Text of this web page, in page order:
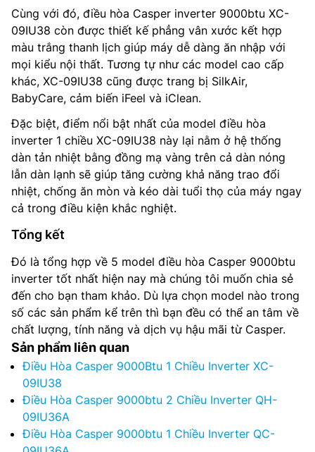
Cùng với đó, điều hòa Casper inverter 9000btu XC-
09IU38 còn được thiết kế phẳng vân xước kết hợp
màu trắng thanh lịch giúp máy dễ dàng ăn nhập với
mọi kiểu nội thất. Tương tự như các model cao cấp
khác, XC-09IU38 cũng được trang bị SilkAir,
BabyCare, cảm biến iFeel và iClean.
Đặc biệt, điểm nổi bật nhất của model điều hòa
inverter 1 chiều XC-09IU38 này lại nằm ở hệ thống
dàn tản nhiệt bằng đồng mạ vàng trên cả dàn nóng
lẫn dàn lạnh sẽ giúp tăng cường khả năng trao đổi
nhiệt, chống ăn mòn và kéo dài tuổi thọ của máy ngay
cả trong điều kiện khắc nghiệt.
Tổng kết
Đó là tổng hợp về 5 model điều hòa Casper 9000btu
inverter tốt nhất hiện nay mà chúng tôi muốn chia sẻ
đến cho bạn tham khảo. Dù lựa chọn model nào trong
số các sản phẩm kể trên thì bạn đều có thể an tâm về
chất lượng, tính năng và dịch vụ hậu mãi từ Casper.
Sản phẩm liên quan
Điều Hòa Casper 9000Btu 1 Chiều Inverter XC-
09IU38
Điều Hòa Casper 9000btu 2 Chiều Inverter QH-
09IU36A
Điều Hòa Casper 9000btu 1 Chiều Inverter QC-